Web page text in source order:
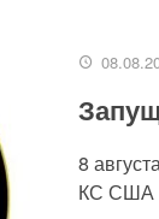
8
КС США